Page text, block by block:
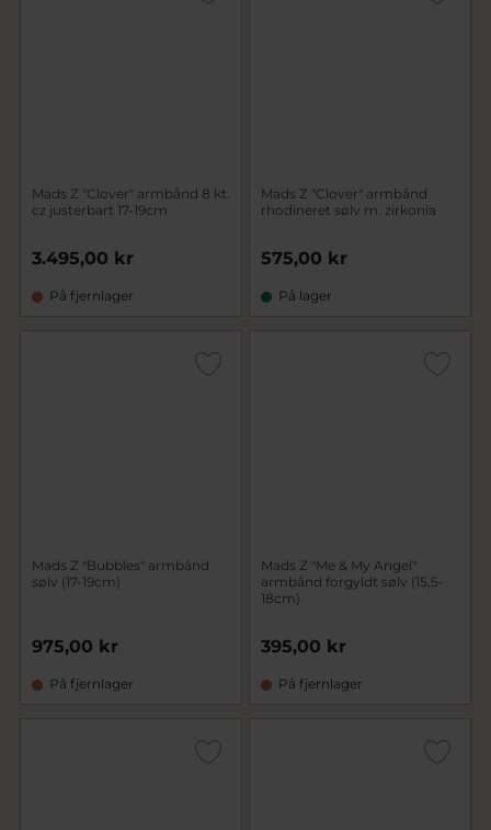
Mads Z "Clover" armbånd 8 kt.
cz justerbart 17-19cm
3.495,00 kr
På fjernlager
Mads Z "Clover" armbånd
rhodineret sølv m. zirkonia
575,00 kr
På lager
Mads Z "Bubbles" armbånd
sølv (17-19cm)
975,00 kr
På fjernlager
Mads Z "Me & My Angel"
armbånd forgyldt sølv (15,5-
18cm)
395,00 kr
På fjernlager